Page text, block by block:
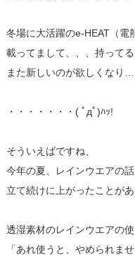
冬場に大活躍のe-HEAT（電
載ってまして、、、持って
また新しいのが欲しくなり
・・・・・・・( ﾟдﾟ)ﾊｯ!
そういえばですね、
今年の夏、レインウエアの
立て続けに上がったことがあ
透湿素材のレインウエアの
「あれ使うと、やめられま